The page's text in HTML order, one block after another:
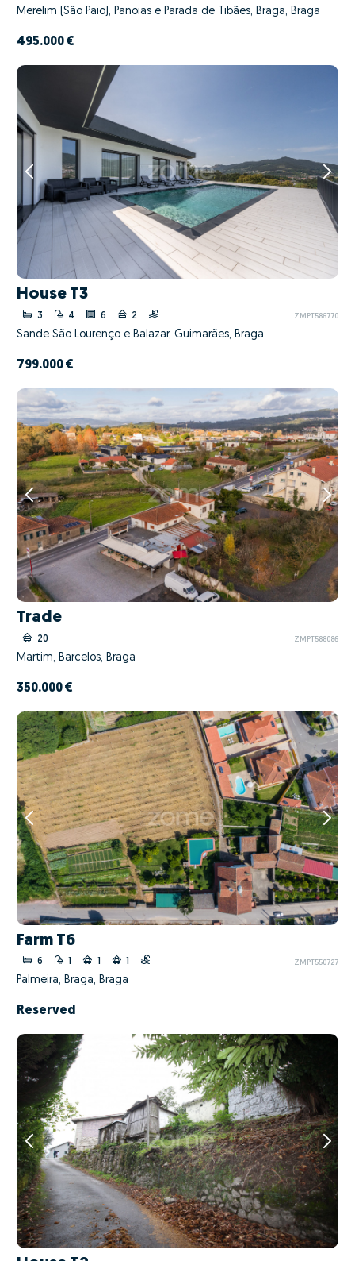
Merelim (São Paio), Panoias e Parada de Tibães, Braga, Braga
495.000 €
House T3
3 4 6 2 ZMPT586770
Sande São Lourenço e Balazar, Guimarães, Braga
799.000 €
Trade
20 ZMPT588086
Martim, Barcelos, Braga
350.000 €
Farm T6
6 ZMPT550727
Palmeira, Braga, Braga
Reserved